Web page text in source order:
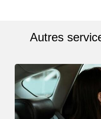
Autres